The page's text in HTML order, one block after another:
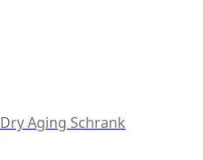
Dry Aging Schrank